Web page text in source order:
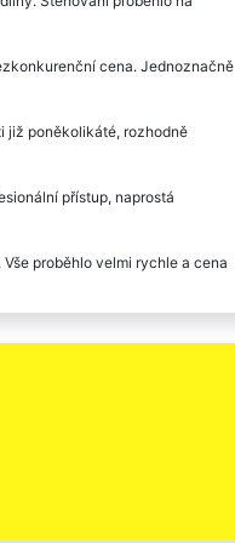
cena. Jednoznačně
již poněkolikáté, rozhodně
přístup, naprostá
proběhlo velmi rychle a cena
vše rozmístili, jak jsem